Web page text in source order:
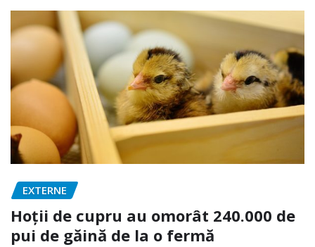
EXTERNE
Hoții de cupru au omorât 240.000 de
pui de găină de la o fermă